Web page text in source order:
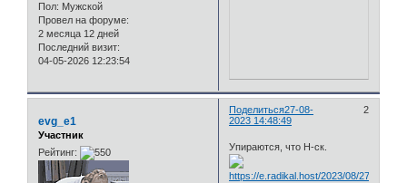
Пол: Мужской
Провел на форуме:
2 месяца 12 дней
Последний визит:
04-05-2026 12:23:54
Поделиться 2
27-08-
2023 14:48:49
evg_e1
Участник
Рейтинг:
Упираются, что Н-ск.